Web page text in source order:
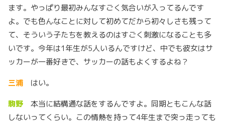
ます。やっぱり最初みんなすごく気合いが入ってるんです
よ。でも色んなことに対して初めてだから初々しさも残って
て、そういう子たちを教えるのはすごく刺激になることも多
いです。今年は1年生が5人いるんですけど、中でも彼女はサ
ッカーが一番好きで、サッカーの話もよくするよね？
三浦 はい。
駒野 本当に結構通な話をするんですよ。同期ともこんな話
しないってくらい。この情熱を持って4年生まで突っ走っても